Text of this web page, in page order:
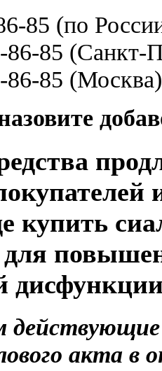
85 (по
86-85 (Санкт-
86-85 (Москва)
купить
акта в